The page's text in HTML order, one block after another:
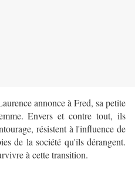
annonce à Fred, sa petite
Envers et contre tout, ils
résistent à l'influence de
de la société qu'ils dérangent.
à cette transition.